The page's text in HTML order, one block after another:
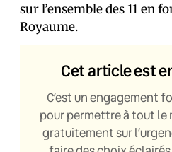
sur l’ensemble des 11 en
Royaume.
Cet article est
C’est un engagement
pour permettre à tout le
gratuitement sur